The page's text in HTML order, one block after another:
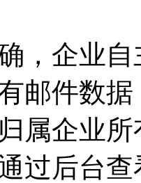
，企业自
邮件数
属企业
过后台